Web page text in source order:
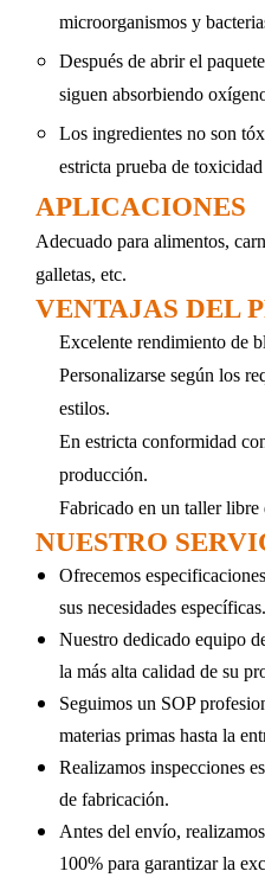
microorganismos y
Después de abrir el
siguen absorbiendo
Los ingredientes no son
estricta prueba de
APLICACIONES
Adecuado para alimentos,
galletas, etc.
VENTAJAS DEL
Excelente rendimiento de
Personalizarse según los
estilos.
En estricta conformidad
producción.
Fabricado en un taller
NUESTRO
Ofrecemos
sus necesidades específicas.
Nuestro dedicado equipo
la más alta calidad de su
Seguimos un SOP
materias primas hasta la
Realizamos inspecciones
de fabricación.
Antes del envío,
100% para garantizar la